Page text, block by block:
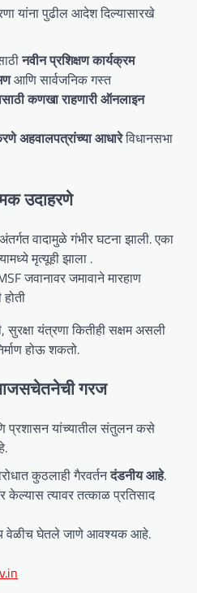
यांना पुढील आदेश दिल्यासारखे
नवीन प्रशिक्षण कार्यक्रम
आणि सार्वजनिक गस्त
कणखा राहणारी ऑनलाइन
अहवालपत्रांच्या आधारेविधानसभा
उदाहरणे
वादामुळे गंभीर घटना झाली. एका
मृत्यूही झाला .
जवानावर जमावाने मारहाण
यंत्रणा कितीही सक्षम असली
होऊ शकतो.
गरज
प्रशासन यांच्यातील संतुलन कसे
कुठलाही गैरवर्तनदंडनीय आहे.
केल्यास त्यावर तत्काळ प्रतिसाद
वेळीच घेतले जाणे आवश्यक आहे.